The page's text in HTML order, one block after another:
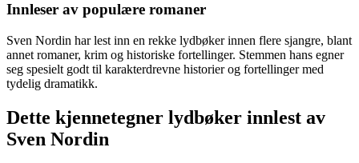
Innleser av populære romaner
Sven Nordin har lest inn en rekke lydbøker innen flere sjangre, blant
annet romaner, krim og historiske fortellinger. Stemmen hans egner
seg spesielt godt til karakterdrevne historier og fortellinger med
tydelig dramatikk.
Dette kjennetegner lydbøker innlest av
Sven Nordin